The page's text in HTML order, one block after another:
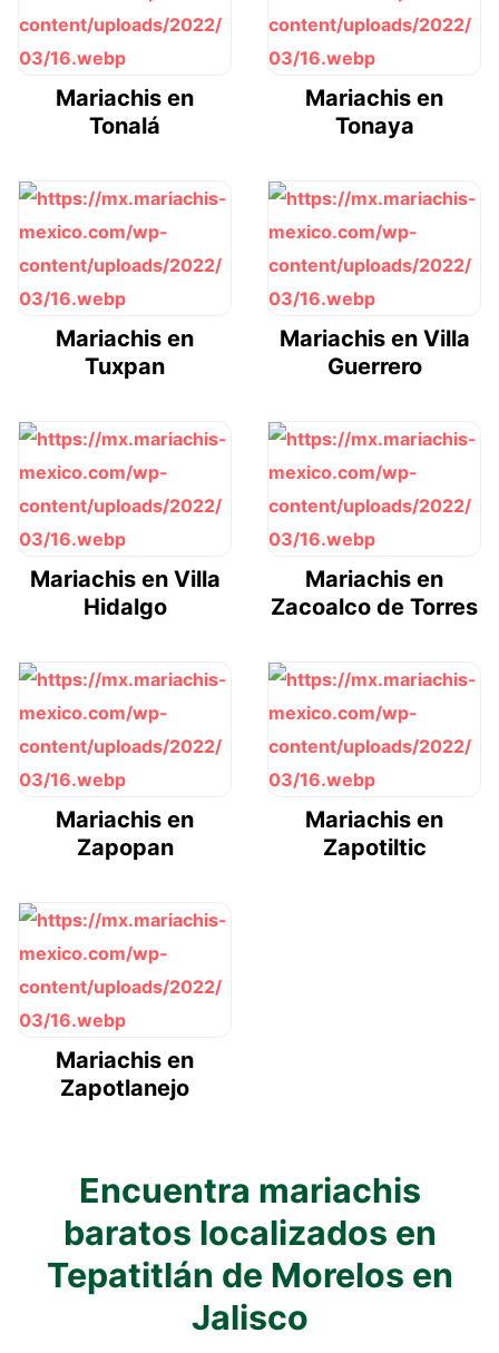
Mariachis en
Tonalá
Mariachis en
Tonaya
Mariachis en
Tuxpan
Mariachis en Villa
Guerrero
Mariachis en Villa
Hidalgo
Mariachis en
Zacoalco de Torres
Mariachis en
Zapopan
Mariachis en
Zapotiltic
Mariachis en
Zapotlanejo
Encuentra mariachis
baratos localizados en
Tepatitlán de Morelos en
Jalisco